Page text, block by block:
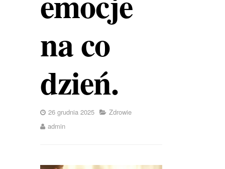
na co
dzień.
26 grudnia 2025
Zdrowie
admin